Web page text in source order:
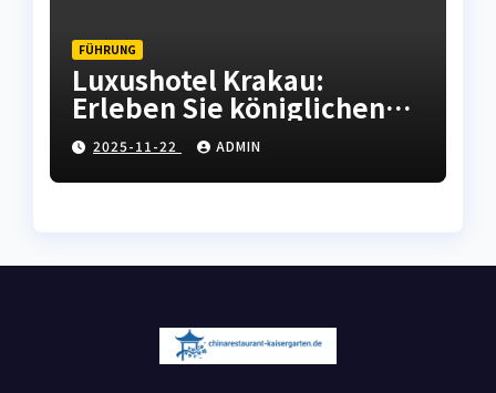
FÜHRUNG
Luxushotel Krakau:
Erleben Sie königlichen
Komfort in der polnischen
Kulturhauptstadt
2025-11-22 ADMIN